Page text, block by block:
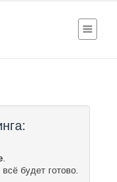
.
будет готово.